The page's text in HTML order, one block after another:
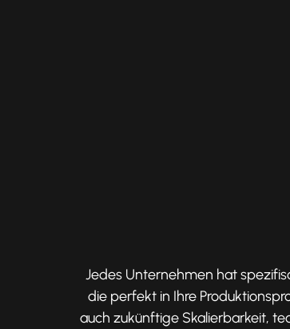
Jedes Unternehmen hat
die perfekt in Ihre
auch zukünftige Skalierbarkeit,